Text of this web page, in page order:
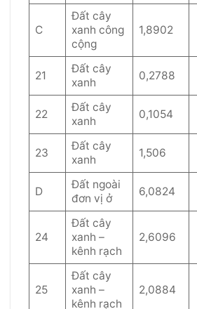
C
Đất cây
xanh công
cộng
1,8902
21
Đất cây
xanh
0,2788
22
Đất cây
xanh
0,1054
23
Đất cây
xanh
1,506
D
Đất ngoài
đơn vị ở
6,0824
24
Đất cây
xanh –
kênh rạch
2,6096
25
Đất cây
xanh –
kênh rạch
2,0884